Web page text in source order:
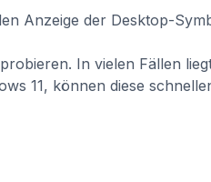
In vielen Fällen
11, können diese